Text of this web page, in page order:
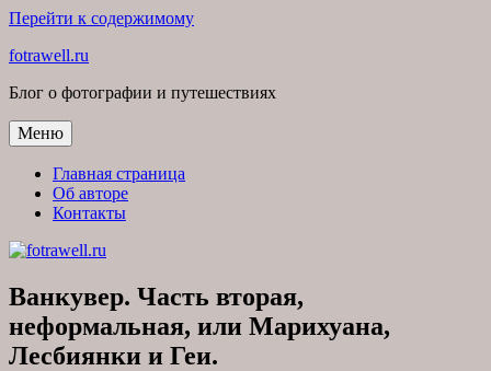
Перейти к содержимому
fotrawell.ru
Блог о фотографии и путешествиях
Меню
Главная страница
Об авторе
Контакты
Ванкувер. Часть вторая,
неформальная, или Марихуана,
Лесбиянки и Геи.